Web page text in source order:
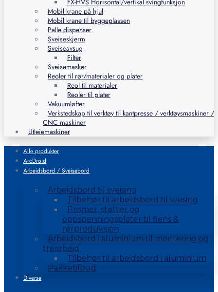
FX-HVS Horisontal/vertikal svingfunksjon
Mobil krane på hjul
Mobil krane til byggeplassen
Palle dispenser
Sveiseskjerm
Sveiseavsug
Filter
Sveisemasker
Reoler til rør/materialer og plater
Reol til materialer
Reoler til plater
Vakuumløfter
Verkstedskap til verktøy til kantpresse / verktøysmaskiner /
CNC maskiner
Utleiemaskiner
Alle produkter
ArcDroid
Arbeidsbord / Sveisebord
Arbeidsbord til sveising
Tilbehør til arbeidsbord til svesing
Prismer, støtter og
oppspenningsplater til flens &
rørproduksjon
Arbeidsbord i aluminium til montering og
trearbeid
Tilbehør til arbeidsbord i aluminium
Pakketilbud
Diverse